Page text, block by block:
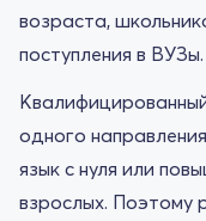
возраста,
поступления в ВУЗы.
одного
язык с нуля или
взрослых. Поэтому